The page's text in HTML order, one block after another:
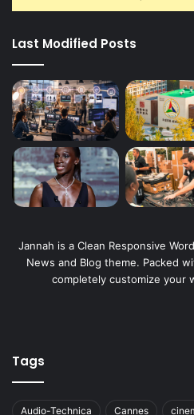
Last Modified Posts
Jannah is a Clean Responsive
News and Blog theme. Packed
completely customize your
Tags
Audio-Technica Cannes